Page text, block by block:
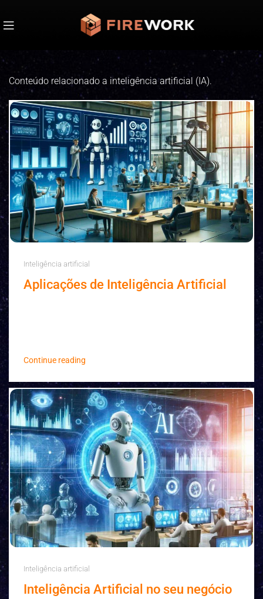
Conteúdo relacionado a inteligência artificial (IA).
Inteligência artificial
Aplicações de Inteligência Artificial
Continue reading
Inteligência artificial
Inteligência Artificial no seu negócio